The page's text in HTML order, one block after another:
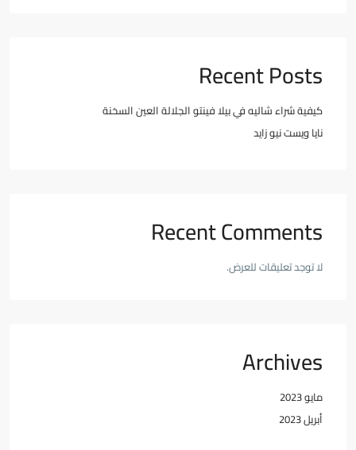
Recent Posts
كيفية شراء شاليه في بيلا فينتو الجلالة العين السخنة
نايا ويست نيو زايد
Recent Comments
لا توجد تعليقات للعرض.
Archives
مايو 2023
أبريل 2023